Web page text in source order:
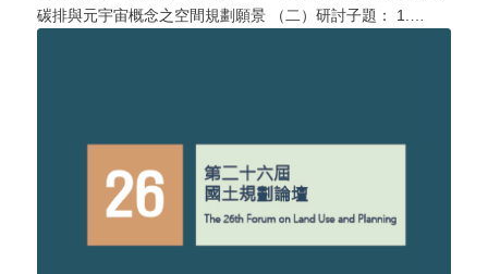
碳排與元宇宙概念之空間規劃願景 （二）研討子題： 1.…